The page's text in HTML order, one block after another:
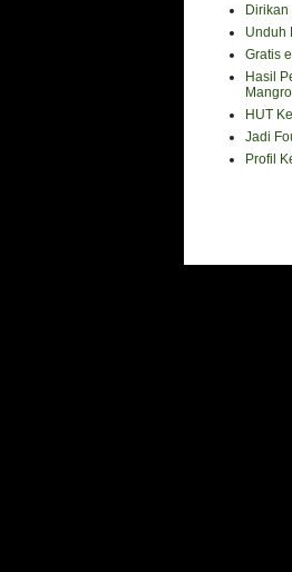
Dirikan
Unduh
Gratis
Hasil
HUT
Jadi
Profil